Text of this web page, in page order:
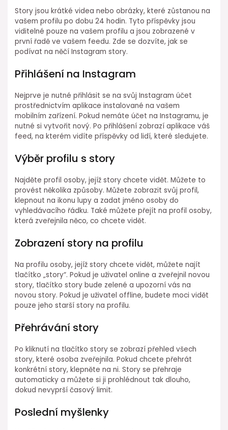
Story jsou krátké videa nebo obrázky, které zůstanou na
vašem profilu po dobu 24 hodin. Tyto příspěvky jsou
viditelné pouze na vašem profilu a jsou zobrazené v
první řadě ve vašem feedu. Zde se dozvíte, jak se
podívat na něčí Instagram story.
Přihlášení na Instagram
Nejprve je nutné přihlásit se na svůj Instagram účet
prostřednictvím aplikace instalované na vašem
mobilním zařízení. Pokud nemáte účet na Instagramu, je
nutné si vytvořit nový. Po přihlášení zobrazí aplikace váš
feed, na kterém vidíte příspěvky od lidí, které sledujete.
Výběr profilu s story
Najděte profil osoby, jejíž story chcete vidět. Můžete to
provést několika způsoby. Můžete zobrazit svůj profil,
klepnout na ikonu lupy a zadat jméno osoby do
vyhledávacího řádku. Také můžete přejít na profil osoby,
která zveřejnila něco, co chcete vidět.
Zobrazení story na profilu
Na profilu osoby, jejíž story chcete vidět, můžete najít
tlačítko „story“. Pokud je uživatel online a zveřejnil novou
story, tlačítko story bude zelené a upozorní vás na
novou story. Pokud je uživatel offline, budete moci vidět
pouze jeho starší story na profilu.
Přehrávání story
Po kliknutí na tlačítko story se zobrazí přehled všech
story, které osoba zveřejnila. Pokud chcete přehrát
konkrétní story, klepněte na ni. Story se přehraje
automaticky a můžete si ji prohlédnout tak dlouho,
dokud nevyprší časový limit.
Poslední myšlenky